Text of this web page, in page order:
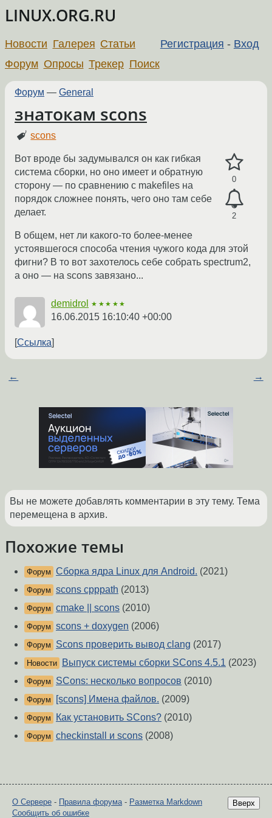
LINUX.ORG.RU
Регистрация - Вход
Новости Галерея Статьи
Форум Опросы Трекер Поиск
Форум — General
знатокам scons
scons
0
2
Вот вроде бы задумывался он как гибкая
система сборки, но оно имеет и обратную
сторону — по сравнению с makefiles на
порядок сложнее понять, чего оно там себе
делает.
В общем, нет ли какого-то более-менее
устоявшегося способа чтения чужого кода для этой
фигни? В то вот захотелось себе собрать spectrum2,
а оно — на scons завязано...
demidrol ★★★★★
16.06.2015 16:10:40 +00:00
Ссылка
← →
Вы не можете добавлять комментарии в эту тему. Тема
перемещена в архив.
Похожие темы
Форум Сборка ядра Linux для Android. (2021)
Форум scons cpppath (2013)
Форум cmake || scons (2010)
Форум scons + doxygen (2006)
Форум Scons проверить вывод clang (2017)
Новости Выпуск системы сборки SCons 4.5.1 (2023)
Форум SCons: несколько вопросов (2010)
Форум [scons] Имена файлов. (2009)
Форум Как установить SCons? (2010)
Форум checkinstall и scons (2008)
Вверх
О Сервере - Правила форума- Разметка Markdown
Сообщить об ошибке